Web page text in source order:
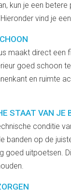
kun je een
vind je
maakt direct
goed schoon
en ruimte
STAAT VAN JE
conditie
banden op de
goed uitpoetsen.